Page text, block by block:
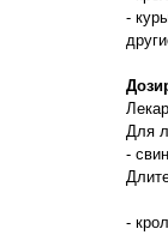
-
Для
-
-